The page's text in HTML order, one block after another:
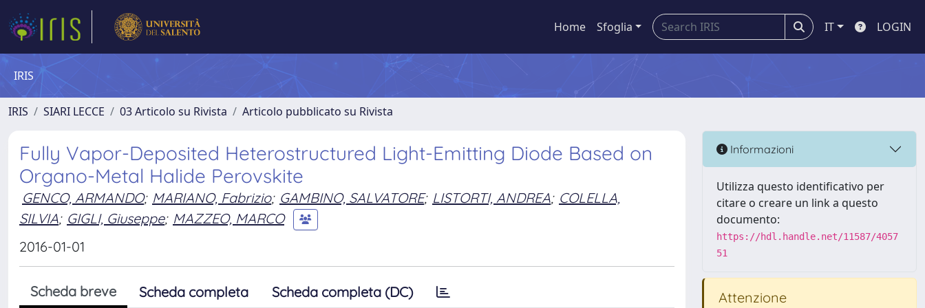
Home Sfoglia IT LOGIN
IRIS
IRIS SIARI LECCE 03 Articolo su Rivista Articolo pubblicato su Rivista
Fully Vapor-Deposited Heterostructured Light-Emitting Diode Based on
Organo-Metal Halide Perovskite
GENCO, ARMANDO; MARIANO, Fabrizio; GAMBINO, SALVATORE; LISTORTI, ANDREA; COLELLA,
SILVIA; GIGLI, Giuseppe; MAZZEO, MARCO
2016-01-01
Scheda breve Scheda completa Scheda completa (DC)
Informazioni
Utilizza questo identificativo per
citare o creare un link a questo
documento:
https://hdl.handle.net/11587/4057
51
Attenzione